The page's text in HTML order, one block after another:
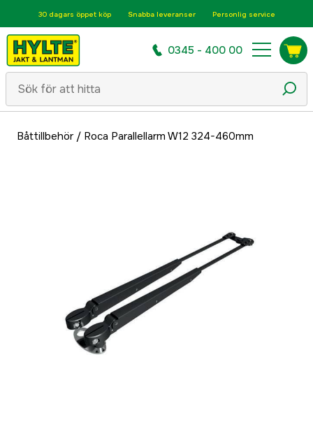
30 dagars öppet köp Snabba leveranser Personlig service
0345 - 400 00
Båttillbehör/ Roca Parallellarm W12 324-460mm